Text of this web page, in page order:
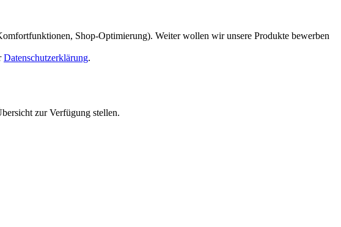
Shop-Optimierung). Weiter wollen wir unsere Produkte bewerben
Datenschutzerklärung.
zur Verfügung stellen.